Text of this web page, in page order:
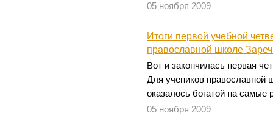
05 ноября 2009
Итоги первой учебной
православной школе
Вот и закончилась первая
Для учеников православной
оказалось богатой на самые
05 ноября 2009